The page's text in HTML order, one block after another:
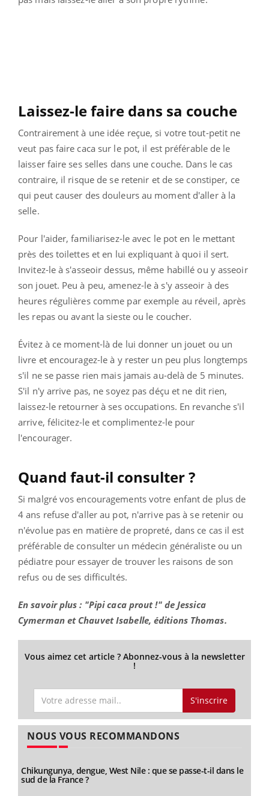
Laissez-le faire dans sa couche
Contrairement à une idée reçue, si votre tout-petit ne
veut pas faire caca sur le pot, il est préférable de le
laisser faire ses selles dans une couche. Dans le cas
contraire, il risque de se retenir et de se constiper, ce
qui peut causer des douleurs au moment d'aller à la
selle.
Pour l'aider, familiarisez-le avec le pot en le mettant
près des toilettes et en lui expliquant à quoi il sert.
Invitez-le à s'asseoir dessus, même habillé ou y asseoir
son jouet. Peu à peu, amenez-le à s'y asseoir à des
heures régulières comme par exemple au réveil, après
les repas ou avant la sieste ou le coucher.
Évitez à ce moment-là de lui donner un jouet ou un
livre et encouragez-le à y rester un peu plus longtemps
s'il ne se passe rien mais jamais au-delà de 5 minutes.
S'il n'y arrive pas, ne soyez pas déçu et ne dit rien,
laissez-le retourner à ses occupations. En revanche s'il
arrive, félicitez-le et complimentez-le pour
l'encourager.
Quand faut-il consulter ?
Si malgré vos encouragements votre enfant de plus de
4 ans refuse d'aller au pot, n'arrive pas à se retenir ou
n'évolue pas en matière de propreté, dans ce cas il est
préférable de consulter un médecin généraliste ou un
pédiatre pour essayer de trouver les raisons de son
refus ou de ses difficultés.
En savoir plus : "Pipi caca prout !" de Jessica
Cymerman et Chauvet Isabelle, éditions Thomas.
Vous aimez cet article ? Abonnez-vous à la newsletter
!
S'inscrire
NOUS VOUS RECOMMANDONS
Chikungunya, dengue, West Nile : que se passe-t-il dans le
sud de la France ?